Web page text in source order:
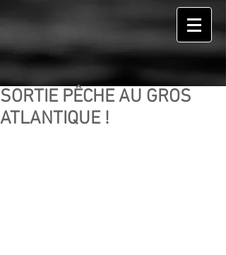
SORTIE PÊCHE AU GROS
ATLANTIQUE !